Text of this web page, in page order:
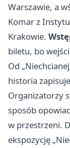
Warszawie, a
Komar z
Krakowie.
biletu, bo
Od
historia
Organizatorzy
sposób
w przestrzeni.
ekspozycję